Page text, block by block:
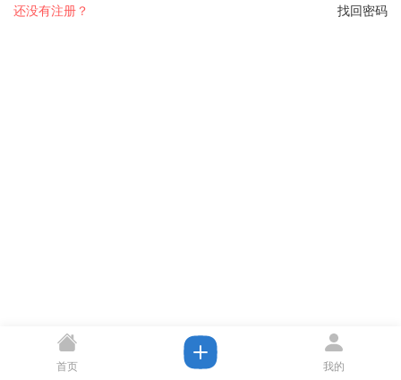
找回密码
还没有注册？
首页 我的